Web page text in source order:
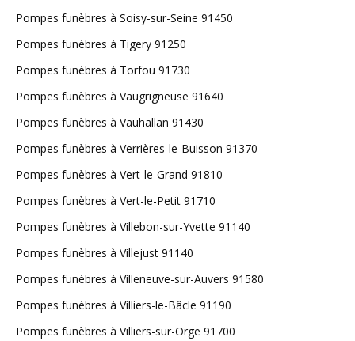
Pompes funèbres à Soisy-sur-Seine 91450
Pompes funèbres à Tigery 91250
Pompes funèbres à Torfou 91730
Pompes funèbres à Vaugrigneuse 91640
Pompes funèbres à Vauhallan 91430
Pompes funèbres à Verrières-le-Buisson 91370
Pompes funèbres à Vert-le-Grand 91810
Pompes funèbres à Vert-le-Petit 91710
Pompes funèbres à Villebon-sur-Yvette 91140
Pompes funèbres à Villejust 91140
Pompes funèbres à Villeneuve-sur-Auvers 91580
Pompes funèbres à Villiers-le-Bâcle 91190
Pompes funèbres à Villiers-sur-Orge 91700